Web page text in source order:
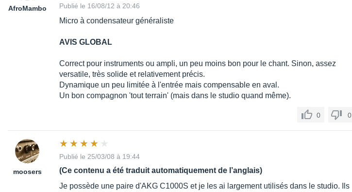
AfroMambo Publié le 16/08/12 à 20:46
Micro à condensateur généraliste
AVIS GLOBAL
Correct pour instruments ou ampli, un peu moins bon pour le chant. Sinon, assez
versatile, très solide et relativement précis.
Dynamique un peu limitée à l'entrée mais compensable en aval.
Un bon compagnon 'tout terrain' (mais dans le studio quand même).
0 0
moosers
Publié le 25/03/08 à 19:44
(Ce contenu a été traduit automatiquement de l’anglais)
Je possède une paire d'AKG C1000S et je les ai largement utilisés dans le studio. Ils